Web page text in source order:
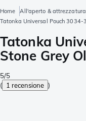
Home All'aperto & attrezzatura
Tatonka Universal Pouch
Tatonka
Stone Grey
5/5
( 1 recensione )